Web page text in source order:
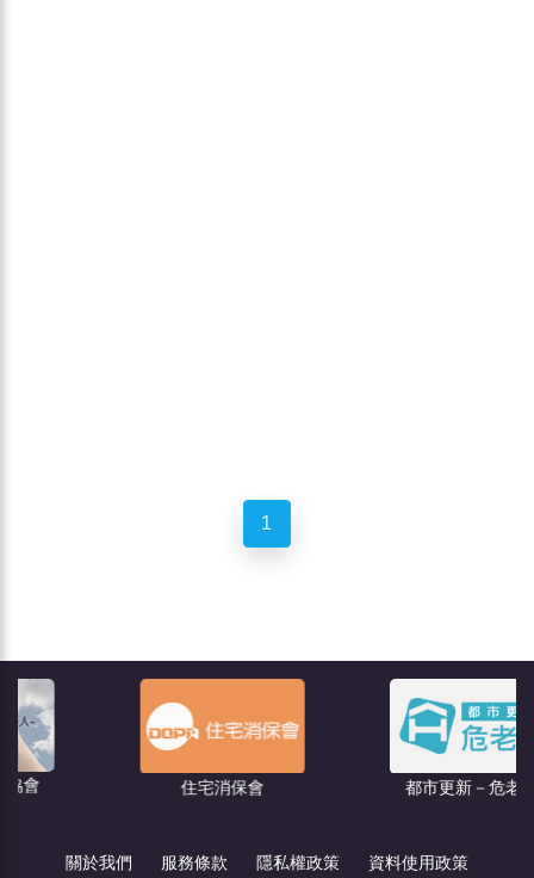
1
住宅消保會 都市更新－危老王
關於我們 服務條款 隱私權政策 資料使用政策